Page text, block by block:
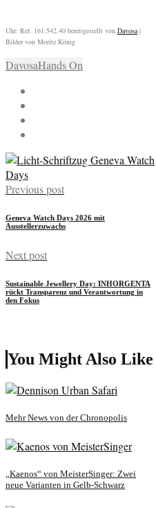
Uhr: Ref. 161.542.40 bereitgestellt von Davosa|
Bilder von Moritz König
DavosaHands On
Previous post
Geneva Watch Days 2026 mit
Ausstellerzuwachs
Next post
Sustainable Jewellery Day: INHORGENTA
rückt Transparenz und Verantwortung in
den Fokus
You Might Also Like
Mehr News von der Chronopolis
„Kaenos“ von MeisterSinger: Zwei
neue Varianten in Gelb-Schwarz